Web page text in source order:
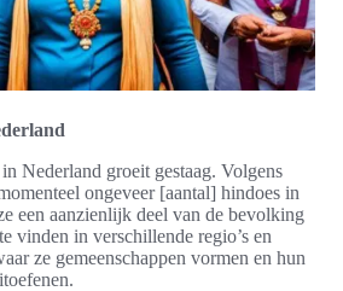
in Nederland groeit gestaag. Volgens
ongeveer [aantal] hindoes in
een aanzienlijk deel van de bevolking
vinden in verschillende regio’s en
ze gemeenschappen vormen en hun